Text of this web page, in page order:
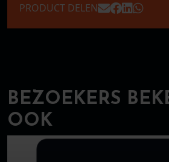
PRODUCT DELEN Mailen naar
Posten
Posten
BEZOEKERS
OOK